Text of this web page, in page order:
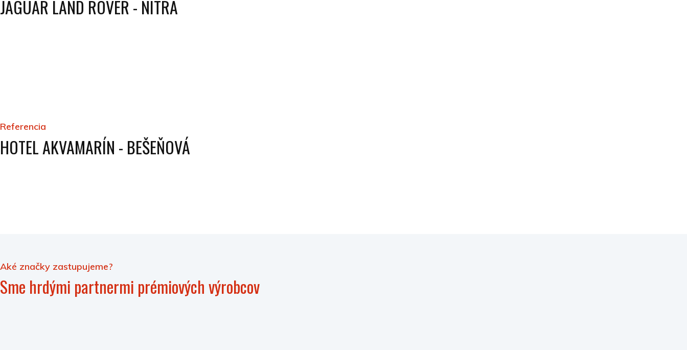
JAGUAR LAND ROVER - NITRA
Referencia
HOTEL AKVAMARÍN - BEŠEŇOVÁ
Aké značky zastupujeme?
Sme hrdými partnermi prémiových výrobcov